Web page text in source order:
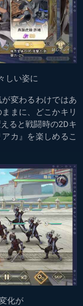
しい姿に
変わるわけではあ
まに、どこかキリ
ると戦闘時の2Dキ
カ』を楽しめるこ
化が